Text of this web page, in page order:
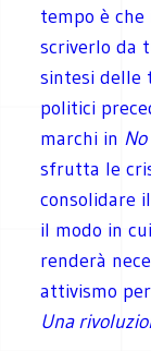
tempo è che
scriverlo da
sintesi delle
politici
marchi in
sfrutta le
consolidare
il modo in
renderà
attivismo
Una